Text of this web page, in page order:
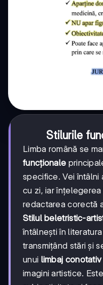
Stilurile
Limba română se
funcționale
specifice. Vei întâlni
cu zi, iar
redactarea corectă
Stilul beletristic-
întâlnești în
transmițând stări și
unui limbaj conotativ
imagini artistice.